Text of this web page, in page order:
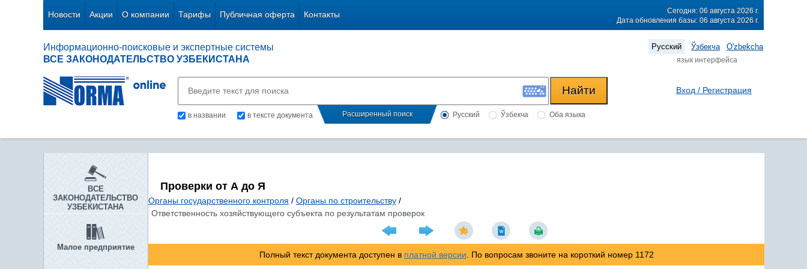
Новости Акции О компании Тарифы Публичная оферта Контакты
Сегодня: 06 августа 2026 г.
Дата обновления базы: 06 августа 2026 г.
Информационно-поисковые и экспертные системы
ВСЕ ЗАКОНОДАТЕЛЬСТВО УЗБЕКИСТАНА
Русский Ўзбекча O'zbekcha
язык интерфейса
в названии в тексте документа Расширенный поиск Русский Ўзбекча Оба языка
Вход / Регистрация
ВСЕ
ЗАКОНОДАТЕЛЬСТВО
УЗБЕКИСТАНА
Малое предприятие
Проверки от А до Я
Органы государственного контроля / Органы по строительству /
Ответственность хозяйствующего субъекта по результатам проверок
Полный текст документа доступен в платной версии . По вопросам звоните на короткий номер 1172